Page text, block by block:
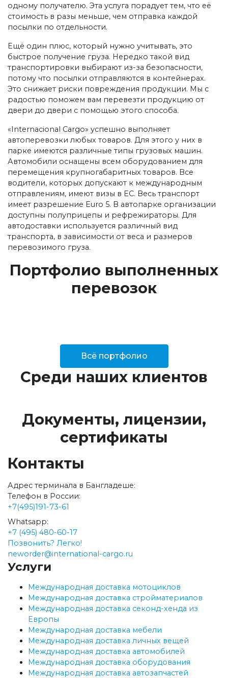
одному получателю. Эта услуга порадует тем, что её
стоимость в разы меньше, чем отправка каждой
посылки по отдельности.
Ещё один плюс, который нужно учитывать, это
быстрое получение груза. Нередко такой вид
транспортировки выбирают из-за безопасности,
потому что посылки отправляются в контейнерах.
Это снижает риски повреждения продукции. Мы с
радостью поможем вам перевезти продукцию от
двери до двери с помощью этого способа.
«Internacional Cargo» успешно выполняет
автоперевозки любых товаров. Для этого у них в
парке имеются различные типы грузовых машин.
Автомобили оснащены всем оборудованием для
перемещения крупногабаритных товаров. Все
водители, которых допускают к международным
отправлениям, имеют визы в ЕС. Весь транспорт
имеет разрешение Euro 5. В автопарке организации
доступны полуприцепы и рефрежираторы. Для
автодоставки используется различный вид
транспорта, в зависимости от веса и размеров
перевозимого груза.
Портфолио выполненных
перевозок
Всё портфолио
Среди наших клиентов
Документы, лицензии,
сертификаты
Контакты
Адрес терминала в Бангладеше:
Телефон в России:
+7(495)191-73-61
Whatsapp:
+7 (495) 480-60-17
Позвонить? Легко!
neworder@international-cargo.ru
Услуги
Международная доставка мотоциклов
Международная доставка стройматериалов
Международная доставка секонд-хенда из
Европы
Международная доставка мебели
Международная доставка личных вещей
Международная доставка автомобилей
Международная доставка оборудования
Международная доставка автозапчастей